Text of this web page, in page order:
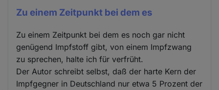
Zu einem Zeitpunkt bei dem es
Zu einem Zeitpunkt bei dem es noch gar nicht
genügend Impfstoff gibt, von einem Impfzwang
zu sprechen, halte ich für verfrüht.
Der Autor schreibt selbst, daß der harte Kern der
Impfgegner in Deutschland nur etwa 5 Prozent der